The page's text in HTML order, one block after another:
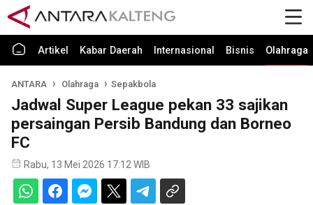
Artikel Kabar Daerah Internasional Bisnis Olahraga
ANTARA Olahraga Sepakbola
Jadwal Super League pekan 33 sajikan
persaingan Persib Bandung dan Borneo
FC
Rabu, 13 Mei 2026 17:12 WIB